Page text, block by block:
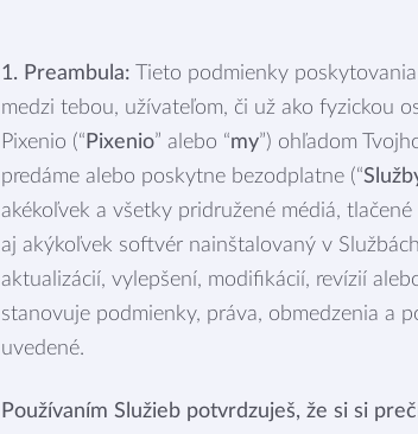
1. Preambula: Tieto podmienky
medzi tebou, užívateľom, či už ako fyzickou
Pixenio (“ Pixenio” alebo “my”) ohľadom
predáme alebo poskytne bezodplatne (“
akékoľvek a všetky pridružené médiá,
aj akýkoľvek softvér nainštalovaný v
aktualizácií, vylepšení, modifikácií, revízií
stanovuje podmienky, práva, obmedzenia a
uvedené.
Používaním Služieb potvrdzuješ, že si si